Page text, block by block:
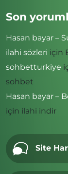
Son
Hasan bayar –
ilahi sözleri için
sohbetturkiye
sohbet
Hasan bayar –
için ilahi indir
Site